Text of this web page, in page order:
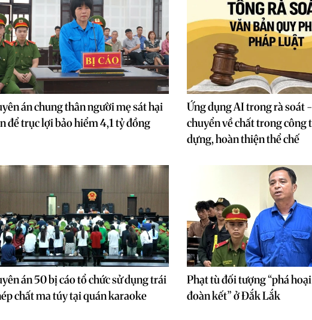
án chung thân người mẹ sát hại
để trục lợi bảo hiểm 4,1 tỷ đồng
Ứng dụng AI trong rà soát
chuyển về chất trong công
dựng, hoàn thiện thể chế
án 50 bị cáo tổ chức sử dụng trái
chất ma túy tại quán karaoke
Phạt tù đối tượng “phá
đoàn kết” ở Đắk Lắk